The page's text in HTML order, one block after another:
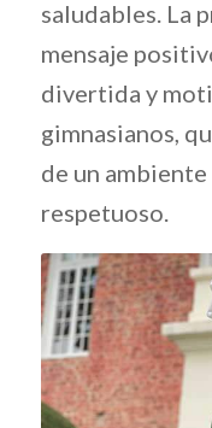
saludables. La
mensaje
divertida y
gimnasianos,
de un
respetuoso.